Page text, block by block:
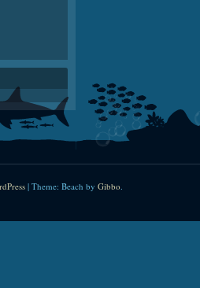
| Theme: Beach by Gibbo.